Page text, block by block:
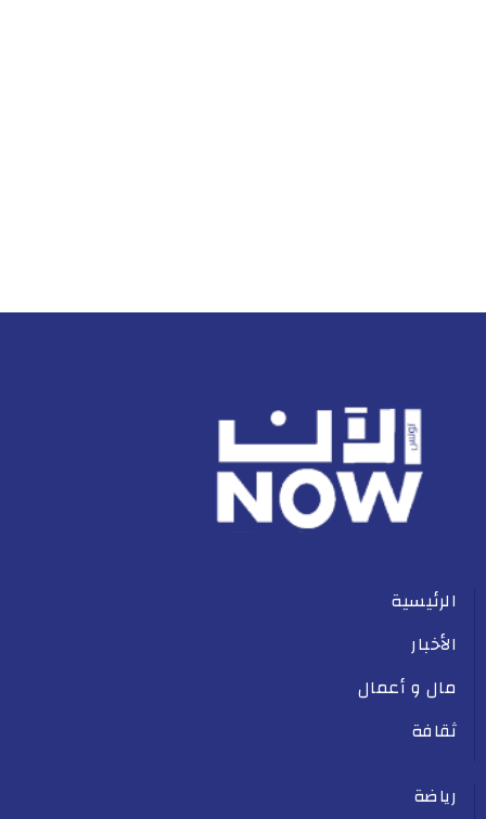
الرئيسية
الأخبار
مال و أعمال
ثقافة
رياضة